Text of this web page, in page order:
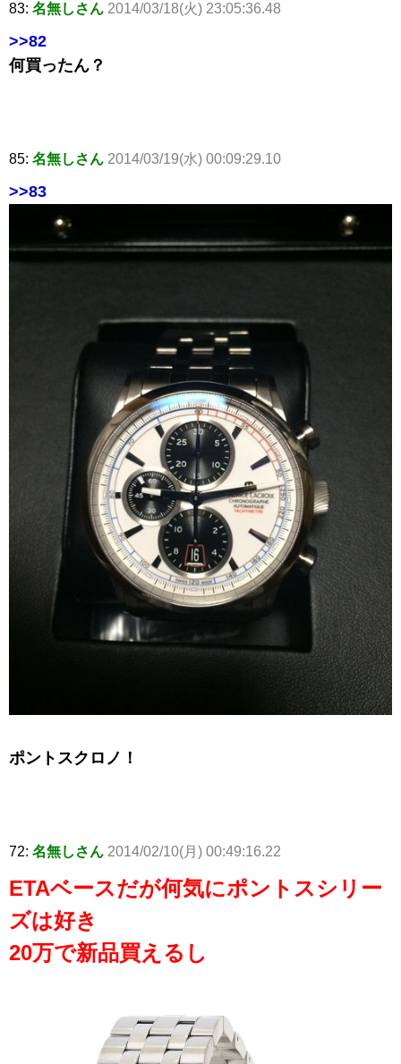
83: 名無しさん 2014/03/18(火) 23:05:36.48
>>82
何買ったん？
85: 名無しさん 2014/03/19(水) 00:09:29.10
>>83
ポントスクロノ！
72: 名無しさん 2014/02/10(月) 00:49:16.22
ETAベースだが何気にポントスシリー
ズは好き
20万で新品買えるし